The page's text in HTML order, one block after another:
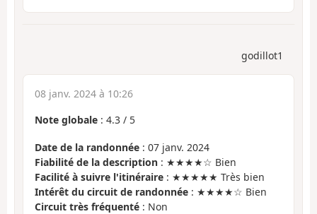
godillot1
08 janv. 2024 à 10:26
Note globale : 4.3 / 5
Date de la randonnée : 07 janv. 2024
Fiabilité de la description : ★★★★☆ Bien
Facilité à suivre l'itinéraire : ★★★★★ Très bien
Intérêt du circuit de randonnée : ★★★★☆ Bien
Circuit très fréquenté : Non